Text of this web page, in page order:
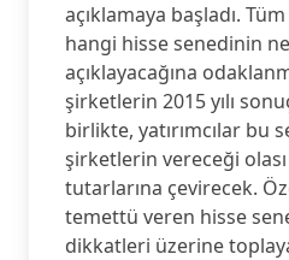
açıklamaya başladı.
hangi hisse senedinin
açıklayacağına
şirketlerin 2015 yılı
birlikte, yatırımcılar bu
şirketlerin vereceği
tutarlarına çevirecek.
temettü veren hisse
dikkatleri üzerine